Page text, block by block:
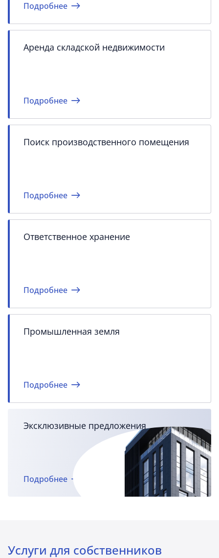
Подробнее
Аренда складской недвижимости
Подробнее
Поиск производственного помещения
Подробнее
Ответственное хранение
Подробнее
Промышленная земля
Подробнее
Эксклюзивные предложения
Подробнее
Услуги для собственников